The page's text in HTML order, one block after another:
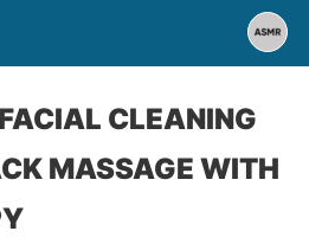
CLEANING
MASSAGE WITH